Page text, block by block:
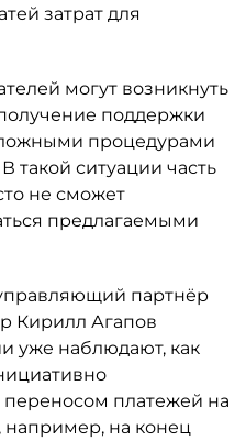
затрат для
могут возникнуть
поддержки
процедурами
такой ситуации часть
не сможет
предлагаемыми
партнёр
Кирилл Агапов
уже наблюдают, как
платежей на
на конец